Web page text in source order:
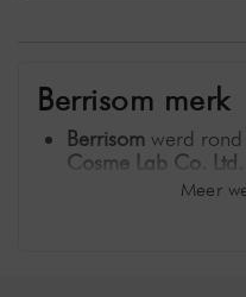
Berrisom merk
Berrisom werd
Cosme Lab Co. Ltd.
Koreaans K-Meer